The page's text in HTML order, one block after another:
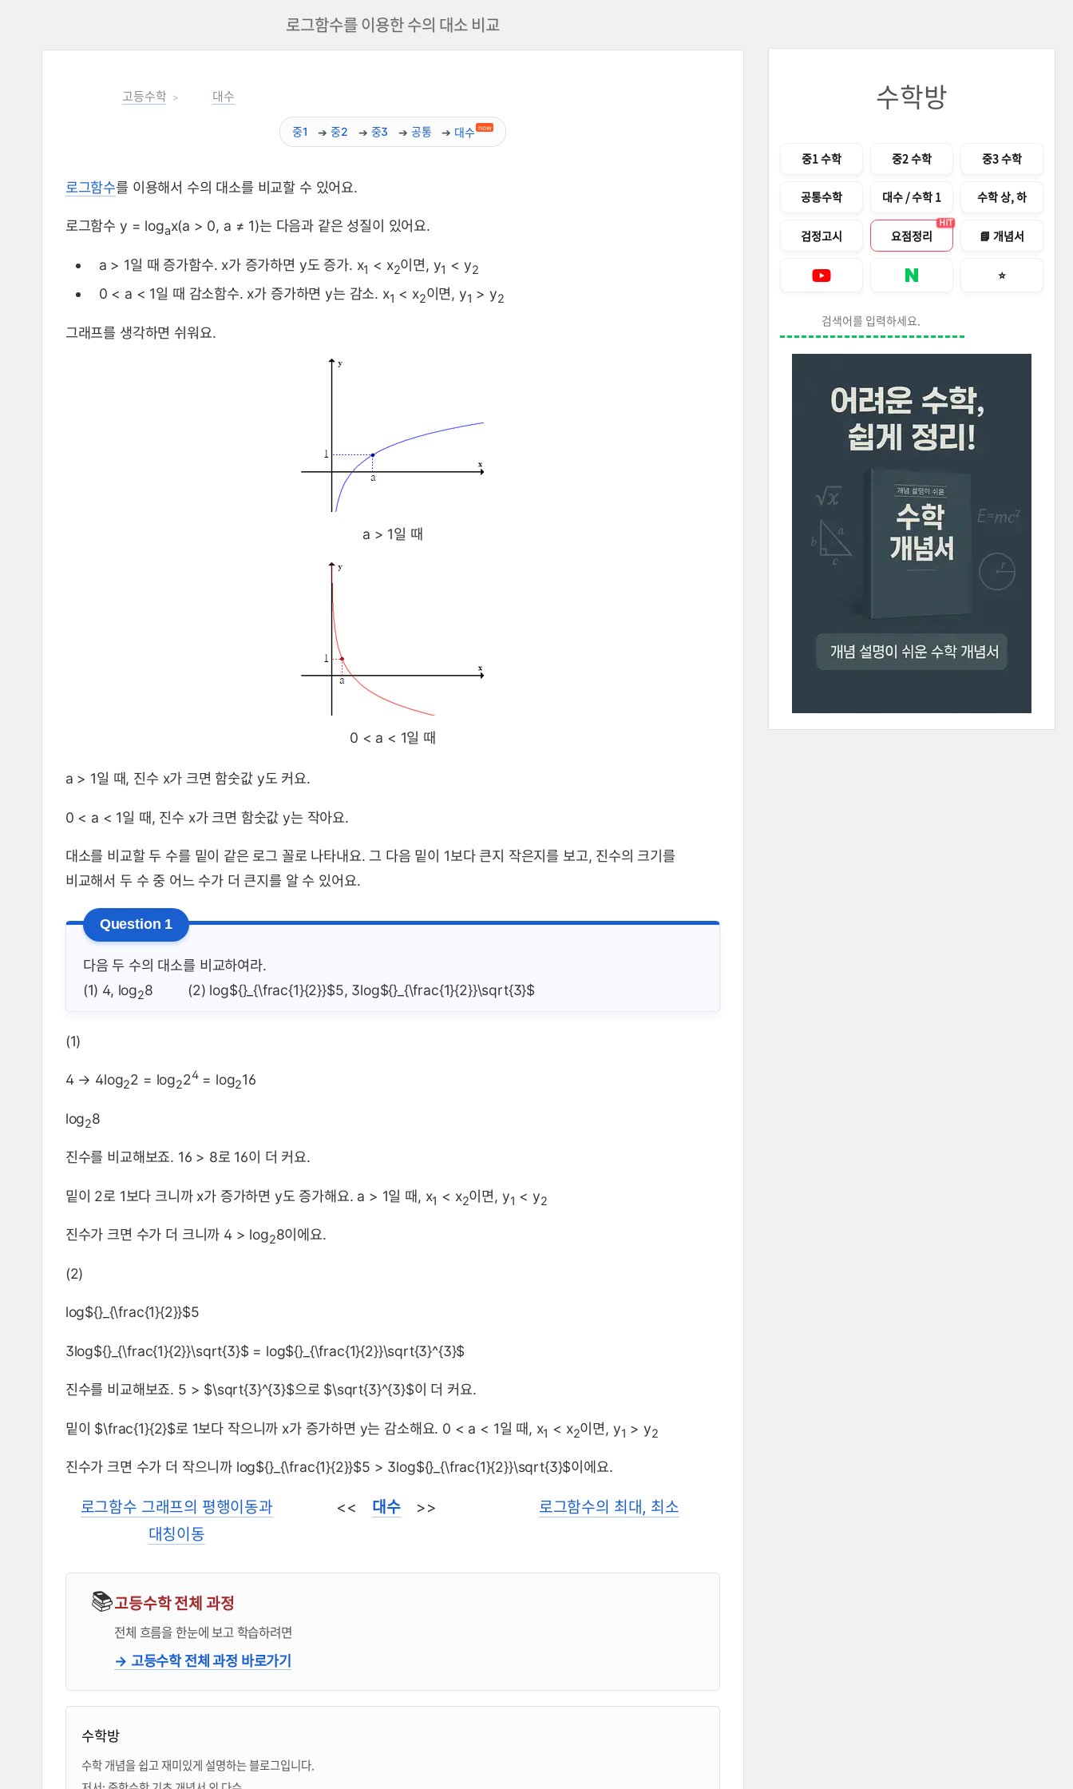
로그함수를 이용한 수의 대소 비교
고등수학 대수
중1 중2 중3 공통 대수 now
로그함수를 이용한 수의 대소 비교 뜻, 성질, 공식 요약 및 예제
로그함수를 이용해서 수의 대소를 비교할 수 있어요.
로그함수 y = logax(a > 0, a ≠ 1)는 다음과 같은 성질이 있어요.
a > 1일 때 증가함수. x가 증가하면 y도 증가. x1 < x2이면, y1 < y2
0 < a < 1일 때 감소함수. x가 증가하면 y는 감소. x1 < x2이면, y1 > y2
그래프를 생각하면 쉬워요.
a > 1일 때
0 < a < 1일 때
a > 1일 때, 진수 x가 크면 함숫값 y도 커요.
0 < a < 1일 때, 진수 x가 크면 함숫값 y는 작아요.
대소를 비교할 두 수를 밑이 같은 로그 꼴로 나타내요. 그 다음 밑이 1보다 큰지 작은지를 보고, 진수의 크기를
비교해서 두 수 중 어느 수가 더 큰지를 알 수 있어요.
다음 두 수의 대소를 비교하여라.
(1) 4, log28 (2) log${}_{\frac{1}{2}}$5, 3log${}_{\frac{1}{2}}\sqrt{3}$
(1)
4 → 4log22 = log224= log216
log28
진수를 비교해보죠. 16 > 8로 16이 더 커요.
밑이 2로 1보다 크니까 x가 증가하면 y도 증가해요. a > 1일 때, x1 < x2이면, y1 < y2
진수가 크면 수가 더 크니까 4 > log28이에요.
(2)
log${}_{\frac{1}{2}}$5
3log${}_{\frac{1}{2}}\sqrt{3}$ = log${}_{\frac{1}{2}}\sqrt{3}^{3}$
진수를 비교해보죠. 5 > $\sqrt{3}^{3}$으로 $\sqrt{3}^{3}$이 더 커요.
밑이 $\frac{1}{2}$로 1보다 작으니까 x가 증가하면 y는 감소해요. 0 < a < 1일 때, x1 < x2이면, y1 > y2
진수가 크면 수가 더 작으니까 log${}_{\frac{1}{2}}$5 > 3log${}_{\frac{1}{2}}\sqrt{3}$이에요.
로그함수 그래프의 평행이동과
대칭이동
<< 대수>> 로그함수의 최대, 최소
📚고등수학 전체 과정
전체 흐름을 한눈에 보고 학습하려면
→ 고등수학 전체 과정 바로가기
블로거 & 출판 교재 소개
수학방
수학 개념을 쉽고 재미있게 설명하는 블로그입니다.
수학방
메뉴중1 수학 중2 수학 중3 수학
공통수학 대수 / 수학 1 수학 상, 하
검정고시
HIT
요점정리 📘 개념서
Youtube 네이버 블로그 즐겨찾기 안내
⭐